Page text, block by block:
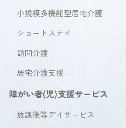
小規模多機能型居宅介護
ショートステイ
訪問介護
居宅介護支援
障がい者(児)支援サービス
放課後等デイサービス